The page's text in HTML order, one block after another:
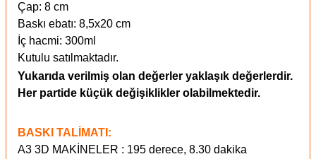
Çap: 8 cm
Baskı ebatı: 8,5x20 cm
İç hacmi: 300ml
Kutulu satılmaktadır.
Yukarıda verilmiş olan değerler yaklaşık değerlerdir.
Her partide küçük değişiklikler olabilmektedir.
BASKI TALİMATI:
A3 3D MAKİNELER : 195 derece, 8.30 dakika